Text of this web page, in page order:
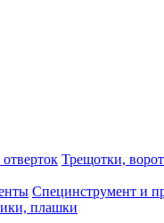
Трещотки,
Специнструмент и
плашки